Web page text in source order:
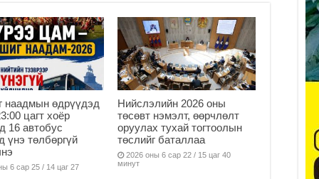
наадмын өдрүүдэд
цагт хоёр
16 автобус
үнэ төлбөргүй
6 сар 25 / 14 цаг 27
Нийслэлийн 2026 оны
төсөвт нэмэлт, өөрчлөлт
оруулах тухай тогтоолын
төслийг баталлаа
2026 оны 6 сар 22 / 15 цаг 40
минут